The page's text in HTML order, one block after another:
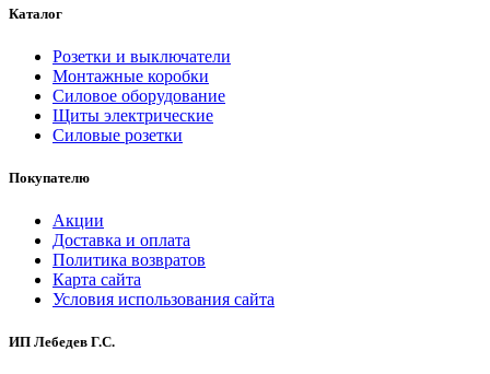
Каталог
Розетки и выключатели
Монтажные коробки
Силовое оборудование
Щиты электрические
Силовые розетки
Покупателю
Акции
Доставка и оплата
Политика возвратов
Карта сайта
Условия использования сайта
ИП Лебедев Г.С.